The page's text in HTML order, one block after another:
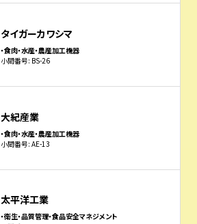
タイガーカワシマ
・食肉・水産・農産加工機器
小間番号: BS-26
大紀産業
・食肉・水産・農産加工機器
小間番号: AE-13
太平洋工業
・衛生・品質管理・食品安全マネジメント